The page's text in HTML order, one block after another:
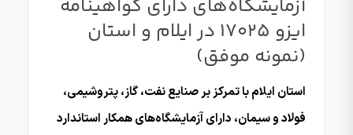
آزمایشگاه‌های دارای گواهینامه
ایزو 17025 در ایلام و استان
(نمونه موفق)
استان ایلام با تمرکز بر صنایع نفت، گاز، پتروشیمی،
فولاد و سیمان، دارای آزمایشگاه‌های همکار استاندارد